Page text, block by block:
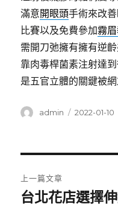
滿意開眼頭手術來改
比賽以及免費參加霧
需開刀弛擁有擁有逆
靠肉毒桿菌素注射達
是五官立體的關鍵被網
作
admin
發
2022-01-10
章
上一篇文章
上
台北花店選擇